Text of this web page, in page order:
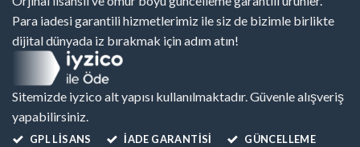
Para iadesi garantili hizmetlerimiz ile siz de bizimle birlikte
dijital dünyada iz bırakmak için adım atın!
Sitemizde iyzico alt yapısı kullanılmaktadır. Güvenle alışveriş
yapabilirsiniz.
GPL LISANS İADE GARANTİSİ GÜNCELLEME